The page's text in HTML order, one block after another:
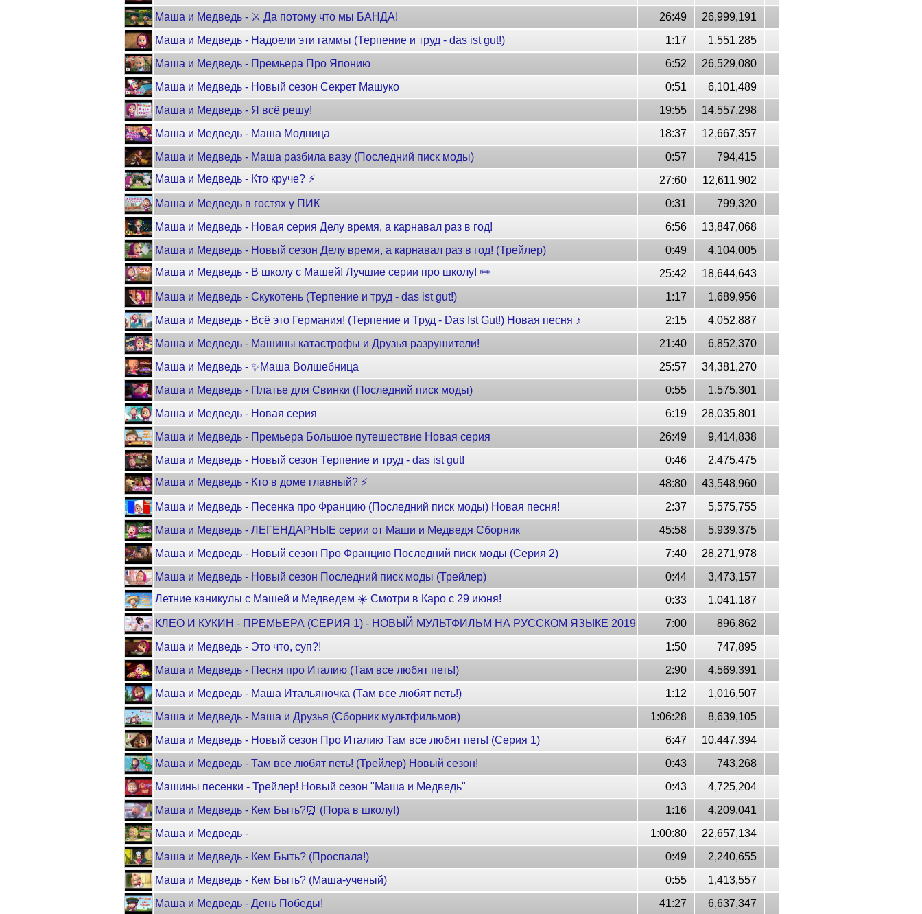
Маша и Медведь - ⚔️ Да потому что мы БАНДА!
26:49
26,999,191
Маша и Медведь - Надоели эти гаммы (Терпение и труд - das ist gut!)
1:17
1,551,285
Маша и Медведь - Премьера Про Японию
6:52
26,529,080
Маша и Медведь - Новый сезон Секрет Машуко
0:51
6,101,489
Маша и Медведь - Я всё решу!
19:55
14,557,298
Маша и Медведь - Маша Модница
18:37
12,667,357
Маша и Медведь - Маша разбила вазу (Последний писк моды)
0:57
794,415
Маша и Медведь - Кто круче? ⚡
27:60
12,611,902
Маша и Медведь в гостях у ПИК
0:31
799,320
Маша и Медведь - Новая серия Делу время, а карнавал раз в год!
6:56
13,847,068
Маша и Медведь - Новый сезон Делу время, а карнавал раз в год! (Трейлер)
0:49
4,104,005
Маша и Медведь - В школу с Машей! Лучшие серии про школу! ✏️
25:42
18,644,643
Маша и Медведь - Скукотень (Терпение и труд - das ist gut!)
1:17
1,689,956
Маша и Медведь - Всё это Германия! (Терпение и Труд - Das Ist Gut!) Новая песня ♪
2:15
4,052,887
Маша и Медведь - Машины катастрофы и Друзья разрушители!
21:40
6,852,370
Маша и Медведь - ✨Маша Волшебница
25:57
34,381,270
Маша и Медведь - Платье для Свинки (Последний писк моды)
0:55
1,575,301
Маша и Медведь - Новая серия
6:19
28,035,801
Маша и Медведь - Премьера Большое путешествие Новая серия
26:49
9,414,838
Маша и Медведь - Новый сезон Терпение и труд - das ist gut!
0:46
2,475,475
Маша и Медведь - Кто в доме главный? ⚡
48:80
43,548,960
Маша и Медведь - Песенка про Францию (Последний писк моды) Новая песня!
2:37
5,575,755
Маша и Медведь - ЛЕГЕНДАРНЫЕ серии от Маши и Медведя Сборник
45:58
5,939,375
Маша и Медведь - Новый сезон Про Францию Последний писк моды (Серия 2)
7:40
28,271,978
Маша и Медведь - Новый сезон Последний писк моды (Трейлер)
0:44
3,473,157
Летние каникулы с Машей и Медведем ☀️​ Смотри в Каро с 29 июня!
0:33
1,041,187
КЛЕО И КУКИН - ПРЕМЬЕРА (СЕРИЯ 1) - НОВЫЙ МУЛЬТФИЛЬМ НА РУССКОМ ЯЗЫКЕ 2019
7:00
896,862
Маша и Медведь - Это что, суп?!
1:50
747,895
Маша и Медведь - Песня про Италию (Там все любят петь!)
2:90
4,569,391
Маша и Медведь - Маша Итальяночка (Там все любят петь!)
1:12
1,016,507
Маша и Медведь - Маша и Друзья (Сборник мультфильмов)
1:06:28
8,639,105
Маша и Медведь - Новый сезон Про Италию Там все любят петь! (Серия 1)
6:47
10,447,394
Маша и Медведь - Там все любят петь! (Трейлер) Новый сезон!
0:43
743,268
Машины песенки - Трейлер! Новый сезон "Маша и Медведь"
0:43
4,725,204
Маша и Медведь - Кем Быть?⏰ (Пора в школу!)
1:16
4,209,041
Маша и Медведь -
1:00:80
22,657,134
Маша и Медведь - Кем Быть? (Проспала!)
0:49
2,240,655
Маша и Медведь - Кем Быть? ‍(Маша-ученый)
0:55
1,413,557
Маша и Медведь - День Победы! ️
41:27 6,637,347